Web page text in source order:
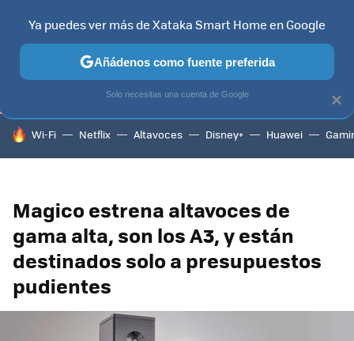
TELEVISORES CONTENIDOS SMART TV SELECCIÓN
HOY SE HABLA DE
Wi-Fi Netflix Altavoces Disney+ Huawei
Magico estrena altavoces de
gama alta, son los A3, y están
destinados solo a presupuestos
pudientes
×
Ya puedes ver más de Xataka Smart Home en Google
Añádenos como fuente preferida
Solo necesitas una cuenta de Google